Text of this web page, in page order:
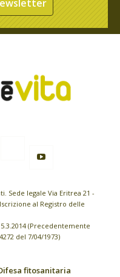
Sede legale Via Eritrea 21 -
al Registro delle
(Precedentemente
del 7/04/1973)
fitosanitaria